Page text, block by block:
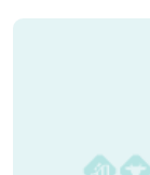
たキッズイベント